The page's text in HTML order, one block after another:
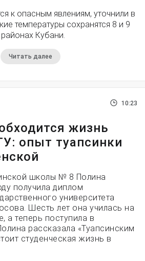
к опасным явлениям, уточнили в
температуры сохранятся 8 и 9
Кубани.
Читать далее
10:23
жизнь
опыт туапсинки
школы № 8 Полина
получила диплом
университета
Шесть лет она училась на
а теперь поступила в
рассказала «Туапсинским
студенческая жизнь в